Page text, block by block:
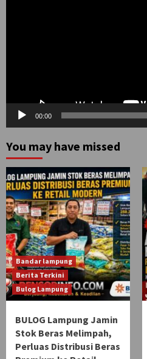
00:00
You may have missed
Bandar lampung
Berita Terkini
Bulog Lampung
BULOG Lampung Jamin
Stok Beras Melimpah,
Perluas Distribusi Beras